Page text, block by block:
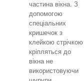
частина вікна. З
допомогою
спеціальних
кришечок з
клейкою стрічкою
кріпляться до
вікна не
використовуючи